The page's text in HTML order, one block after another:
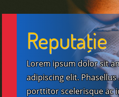
Reputaţie
Lorem ipsum dolor sit
adipiscing elit.
porttitor scelerisque ac